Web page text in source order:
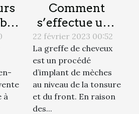
à
à
Comment
s’effectue une
séance de
greffe de
cheveux ?
22 février 2023 00:52
La greffe de cheveux
est un procédé
d’implant de mèches
au niveau de la tonsure
et du front. En raison
des...